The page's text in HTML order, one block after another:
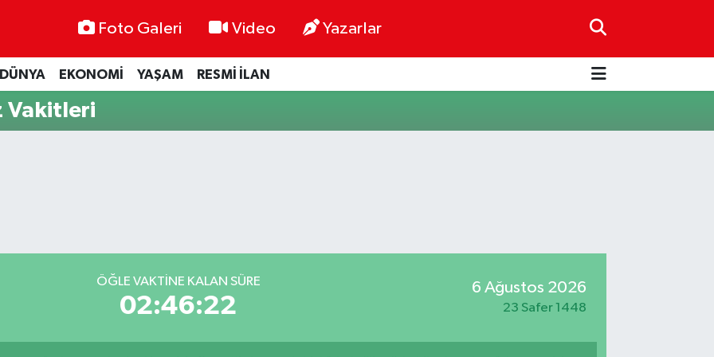
Foto Galeri Video Yazarlar
DÜNYA EKONOMİ YAŞAM RESMİ İLAN
Vakitleri
ÖĞLE VAKTINE KALAN SÜRE
02:46:21
6 Ağustos 2026
23 Safer 1448